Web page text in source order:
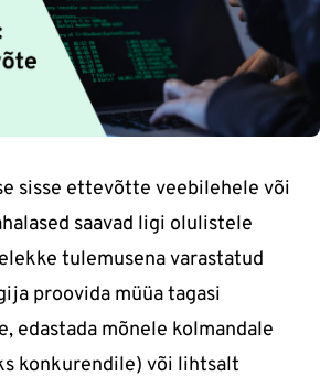
sisse ettevõtte veebilehele või
saavad ligi olulistele
tulemusena varastatud
proovida müüa tagasi
edastada mõnele kolmandale
konkurendile) või lihtsalt